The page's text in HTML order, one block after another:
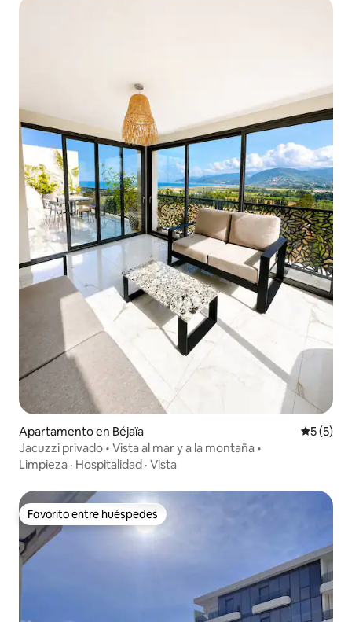
Apartamento en Béjaïa
5 (5)
Jacuzzi privado • Vista al mar y a la montaña •
Limpieza · Hospitalidad · Vista
Favorito entre huéspedes
Favorito entre huéspedes